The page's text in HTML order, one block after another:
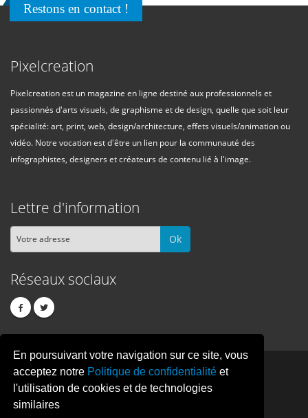
En poursuivant votre navigation sur ce site, vous
acceptez notre Politique de confidentialité et
l'utilisation de cookies et de technologies
similaires
Restons en contact !
Pixelcreation
Pixelcreation est un magazine en ligne destiné aux professionnels et
passionnés d'arts visuels, de graphisme et de design, quelle que soit leur
spécialité: art, print, web, design/architecture, effets visuels/animation ou
vidéo. Notre vocation est d'être un lien pour la communauté des
infographistes, designers et créateurs de contenu lié à l'image.
Lettre d'information
Ok
Réseaux sociaux
PIXELCREATION